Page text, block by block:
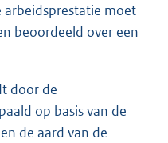
arbeidsprestatie moet
beoordeeld over een
door de
op basis van de
de aard van de